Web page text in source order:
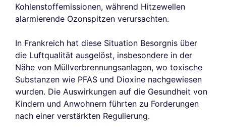
Kohlenstoffemissionen, während Hitzewellen
alarmierende Ozonspitzen verursachten.
In Frankreich hat diese Situation Besorgnis über
die Luftqualität ausgelöst, insbesondere in der
Nähe von Müllverbrennungsanlagen, wo toxische
Substanzen wie PFAS und Dioxine nachgewiesen
wurden. Die Auswirkungen auf die Gesundheit von
Kindern und Anwohnern führten zu Forderungen
nach einer verstärkten Regulierung.